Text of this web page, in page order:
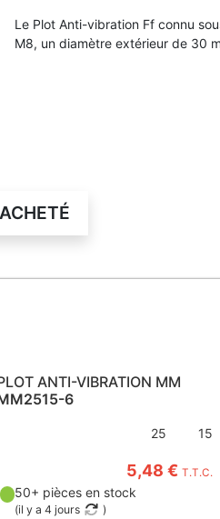
Le Plot Anti-vibration Ff connu
M8, un diamètre extérieur de 30
ANTI-VIBRATION MM
6
25 15
5,48 € T.T.C.
50+ pièces en stock
(il y a 4 jours )